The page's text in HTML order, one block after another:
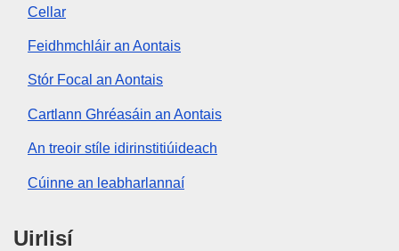
Cellar
Feidhmchláir an Aontais
Stór Focal an Aontais
Cartlann Ghréasáin an Aontais
An treoir stíle idirinstitiúideach
Cúinne an leabharlannaí
Uirlisí